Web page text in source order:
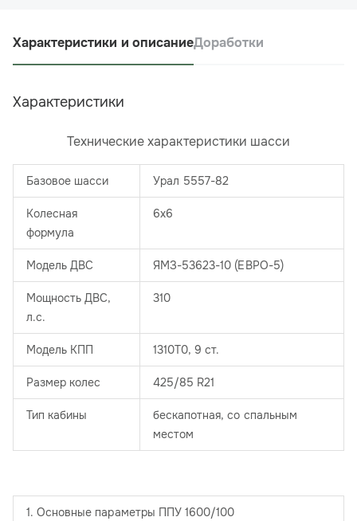
Характеристики и описаниеДоработки
Характеристики
Технические характеристики шасси
Базовое шасси Урал 5557-82
Колесная
формула
6х6
Модель ДВС ЯМЗ-53623-10 (ЕВРО-5)
Мощность ДВС,
л.с.
310
Модель КПП 1310T0, 9 ст.
Размер колес 425/85 R21
Тип кабины
бескапотная, со спальным
местом
1. Основные параметры ППУ 1600/100